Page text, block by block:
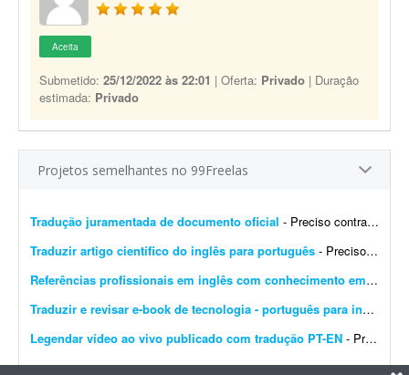
Aceita
Submetido: 25/12/2022 às 22:01 | Oferta: Privado | Duração
estimada: Privado
Projetos semelhantes no 99Freelas
Tradução juramentada de documento oficial - Preciso contratar um tradutor público juramentado para realizar a tradução oficial de um documento. O documento será utilizado para fins oficiais, portanto a tradu&cced...
Traduzir artigo científico do inglês para português - Preciso de alguém com experiência em tradução de artigos científicos. Necessito traduzir um artigo do inglês para o português, preservando o rigor term...
Referências profissionais em inglês com conhecimento em mídia paga
Traduzir e revisar e-book de tecnologia - português para inglês
Legendar vídeo ao vivo publicado com tradução PT-EN - Preciso da tradução simultânea deste vídeo ao vivo já publicado, com legendas dinâmicas. Do português para o inglês. As legendas devem ser sincr...